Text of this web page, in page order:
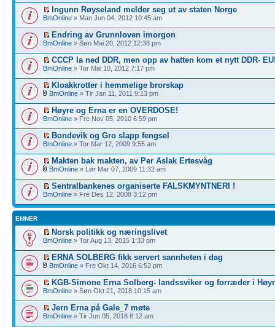
Ingunn Røyseland melder seg ut av staten Norge
BmOnline » Man Jun 04, 2012 10:45 am
Endring av Grunnloven imorgon
BmOnline » Søn Mai 20, 2012 12:38 pm
CCCP la ned DDR, men opp av hatten kom et nytt DDR-
BmOnline » Tor Mai 10, 2012 7:17 pm
Kloakkrotter i hemmelige brorskap
BmOnline » Tir Jan 11, 2011 9:13 pm
Høyre og Erna er en OVERDOSE!
BmOnline » Fre Nov 05, 2010 6:59 pm
Bondevik og Gro slapp fengsel
BmOnline » Tor Mar 12, 2009 9:55 am
Makten bak makten, av Per Aslak Ertesvåg
BmOnline » Lør Mar 07, 2009 11:32 am
Sentralbankenes organiserte FALSKMYNTNERI !
BmOnline » Fre Des 12, 2008 3:12 pm
EMNER
Norsk politikk og næringslivet
BmOnline » Tor Aug 13, 2015 1:33 pm
ERNA SOLBERG fikk servert sannheten i dag
BmOnline » Fre Okt 14, 2016 6:52 pm
KGB-Simone Erna Solberg- landssviker og forræder i
BmOnline » Søn Okt 21, 2018 10:15 am
Jern Erna på Gale_7 møte
BmOnline » Tir Jun 05, 2018 8:12 am